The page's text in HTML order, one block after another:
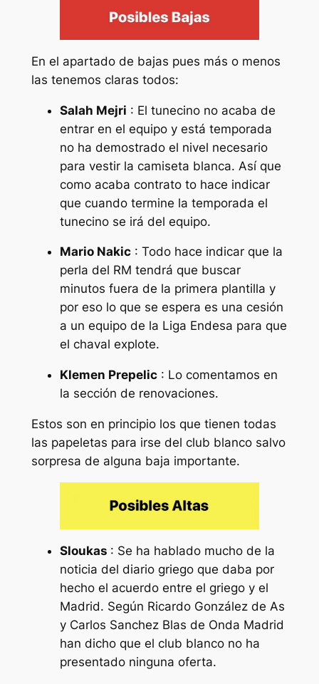
En el apartado de bajas pues más o menos
las tenemos claras todos:
Salah Mejri : El tunecino no acaba de
entrar en el equipo y está temporada
no ha demostrado el nivel necesario
para vestir la camiseta blanca. Así que
como acaba contrato to hace indicar
que cuando termine la temporada el
tunecino se irá del equipo.
Mario Nakic: Todo hace indicar que la
perla del RM tendrá que buscar
minutos fuera de la primera plantilla y
por eso lo que se espera es una cesión
a un equipo de la Liga Endesa para que
el chaval explote.
Klemen Prepelic: Lo comentamos en
la sección de renovaciones.
Estos son en principio los que tienen todas
las papeletas para irse del club blanco salvo
sorpresa de alguna baja importante.
Sloukas : Se ha hablado mucho de la
noticia del diario griego que daba por
hecho el acuerdo entre el griego y el
Madrid. Según Ricardo González de As
y Carlos Sanchez Blas de Onda Madrid
han dicho que el club blanco no ha
presentado ninguna oferta.